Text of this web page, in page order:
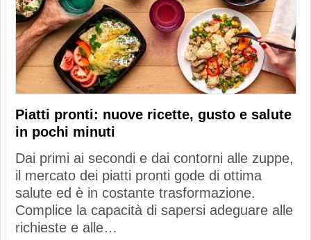
Piatti pronti: nuove ricette, gusto e salute
in pochi minuti
Dai primi ai secondi e dai contorni alle zuppe,
il mercato dei piatti pronti gode di ottima
salute ed è in costante trasformazione.
Complice la capacità di sapersi adeguare alle
richieste e alle…